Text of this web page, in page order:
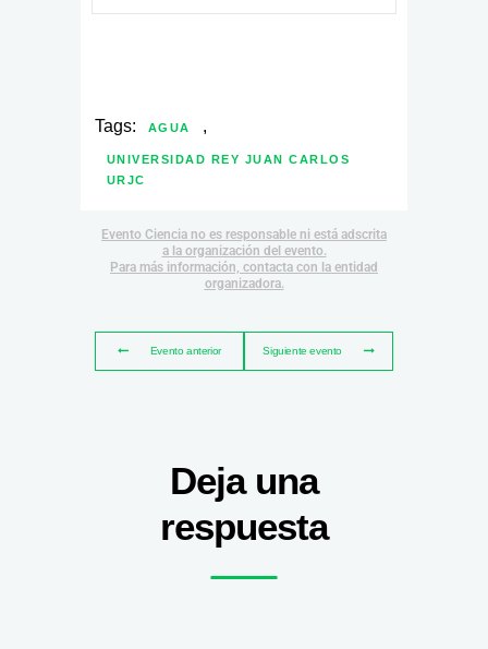
Tags: AGUA ,
UNIVERSIDAD REY JUAN CARLOS
URJC
Evento Ciencia no es responsable ni está adscrita
a la organización del evento.
Para más información, contacta con la entidad
organizadora.
Evento anterior Siguiente evento
Deja una
respuesta